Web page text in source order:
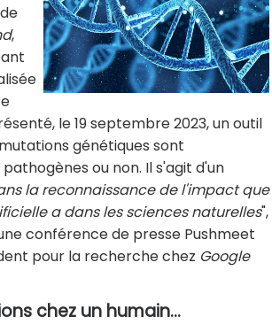
,
le 19 septembre 2023, un outil
génétiques sont
ou non. Il s'agit d'un
la reconnaissance de l'impact que
a dans les sciences naturelles",
conférence de presse Pushmeet
pour la recherche chez Google
chez un humain...